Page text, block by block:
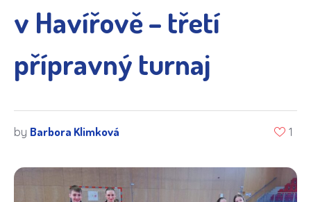
v Havířově – třetí
přípravný turnaj
by Barbora Klimková 1